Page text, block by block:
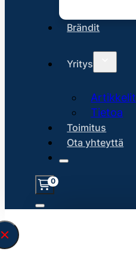
Brändit
Yritys
Artikkelit
Tietoa
Toimitus
Ota yhteyttä
0